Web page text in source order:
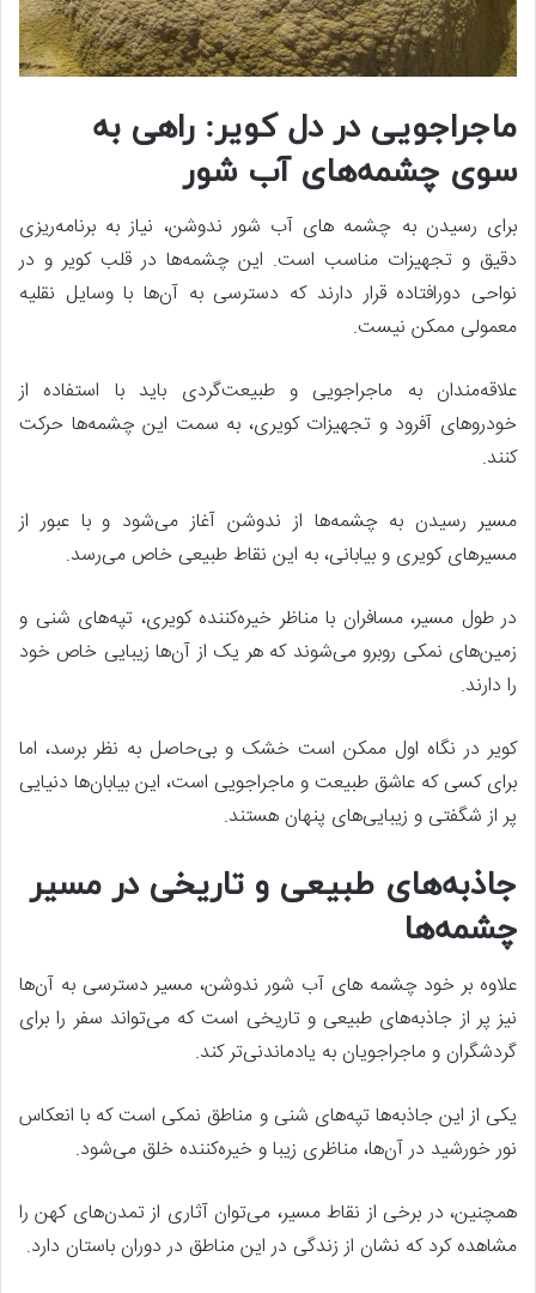
ماجراجویی در دل کویر: راهی به
سوی چشمه‌های آب شور
برای رسیدن به چشمه ‌های آب شور ندوشن، نیاز به برنامه‌ریزی
دقیق و تجهیزات مناسب است. این چشمه‌ها در قلب کویر و در
نواحی دورافتاده قرار دارند که دسترسی به آن‌ها با وسایل نقلیه
معمولی ممکن نیست.
علاقه‌مندان به ماجراجویی و طبیعت‌گردی باید با استفاده از
خودروهای آفرود و تجهیزات کویری، به سمت این چشمه‌ها حرکت
کنند.
مسیر رسیدن به چشمه‌ها از ندوشن آغاز می‌شود و با عبور از
مسیرهای کویری و بیابانی، به این نقاط طبیعی خاص می‌رسد.
در طول مسیر، مسافران با مناظر خیره‌کننده کویری، تپه‌های شنی و
زمین‌های نمکی روبرو می‌شوند که هر یک از آن‌ها زیبایی خاص خود
را دارند.
کویر در نگاه اول ممکن است خشک و بی‌حاصل به نظر برسد، اما
برای کسی که عاشق طبیعت و ماجراجویی است، این بیابان‌ها دنیایی
پر از شگفتی و زیبایی‌های پنهان هستند.
جاذبه‌های طبیعی و تاریخی در مسیر
چشمه‌ها
علاوه بر خود چشمه ‌های آب شور ندوشن، مسیر دسترسی به آن‌ها
نیز پر از جاذبه‌های طبیعی و تاریخی است که می‌تواند سفر را برای
گردشگران و ماجراجویان به یادماندنی‌تر کند.
یکی از این جاذبه‌ها تپه‌های شنی و مناطق نمکی است که با انعکاس
نور خورشید در آن‌ها، مناظری زیبا و خیره‌کننده خلق می‌شود.
همچنین، در برخی از نقاط مسیر، می‌توان آثاری از تمدن‌های کهن را
مشاهده کرد که نشان از زندگی در این مناطق در دوران باستان دارد.